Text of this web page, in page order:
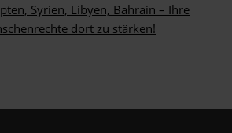
Syrien, Libyen, Bahrain – Ihre
dort zu stärken!